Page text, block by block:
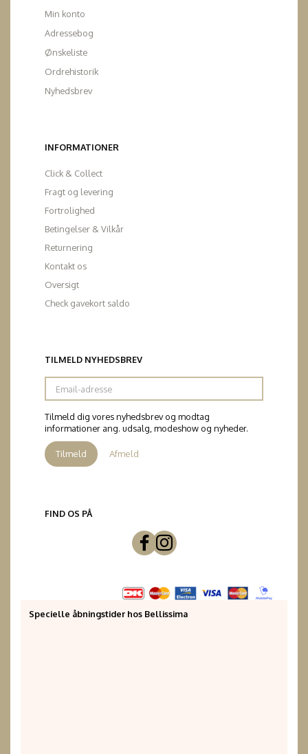
Min konto
Adressebog
Ønskeliste
Ordrehistorik
Nyhedsbrev
INFORMATIONER
Click & Collect
Fragt og levering
Fortrolighed
Betingelser & Vilkår
Returnering
Kontakt os
Oversigt
Check gavekort saldo
TILMELD NYHEDSBREV
Email-
adresse
Tilmeld dig vores nyhedsbrev og modtag
informationer ang. udsalg, modeshow og nyheder.
Tilmeld Afmeld
FIND OS PÅ
Specielle åbningstider hos Bellissima